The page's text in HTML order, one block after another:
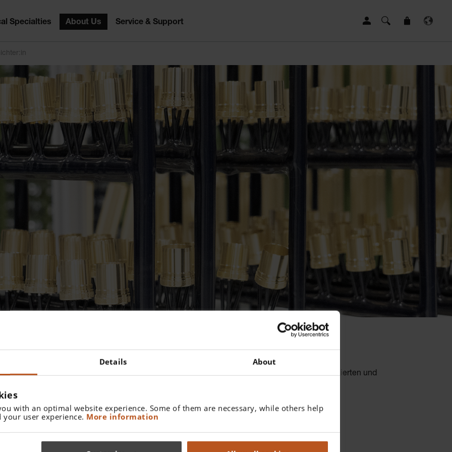
Details About
with an optimal website experience. Some of them are necessary, while others help
user experience. More information
Specialties About Us Service & Support
(M/W/D)
Chrom, Nickel, Zink, Gold und Silber. Die Behandlung erfolgt hierbei in einer voll automatisierten und
anodisieren sie Aluminiumteile.